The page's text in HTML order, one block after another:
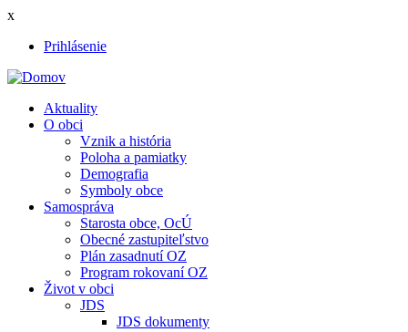
Skočiť
hlavný
x
User
menu
Prihlásenie
Main
navigation
Aktuality
O obci
Vznik a história
Poloha a pamiatky
Demografia
Symboly obce
Samospráva
Starosta obce, OcÚ
Obecné zastupiteľstvo
Plán zasadnutí OZ
Program rokovaní OZ
Život v obci
JDS
JDS dokumenty